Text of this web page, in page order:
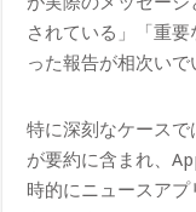
されている」「重
った報告が相次いで
特に深刻なケース
が要約に含まれ、
時的にニュースア